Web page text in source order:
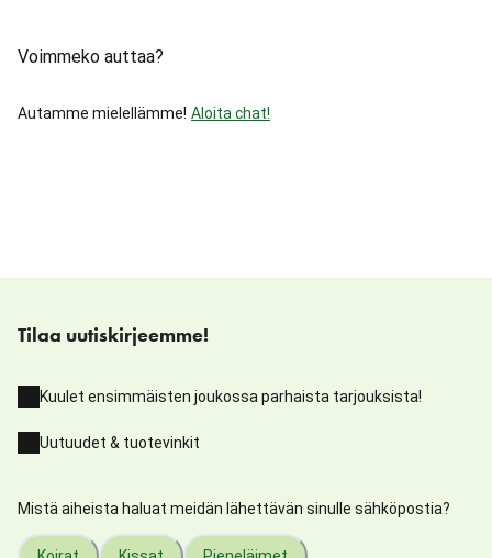
Voimmeko auttaa?
Autamme mielellämme! Aloita chat!
Tilaa uutiskirjeemme!
Kuulet ensimmäisten joukossa parhaista tarjouksista!
Uutuudet & tuotevinkit
Mistä aiheista haluat meidän lähettävän sinulle sähköpostia?